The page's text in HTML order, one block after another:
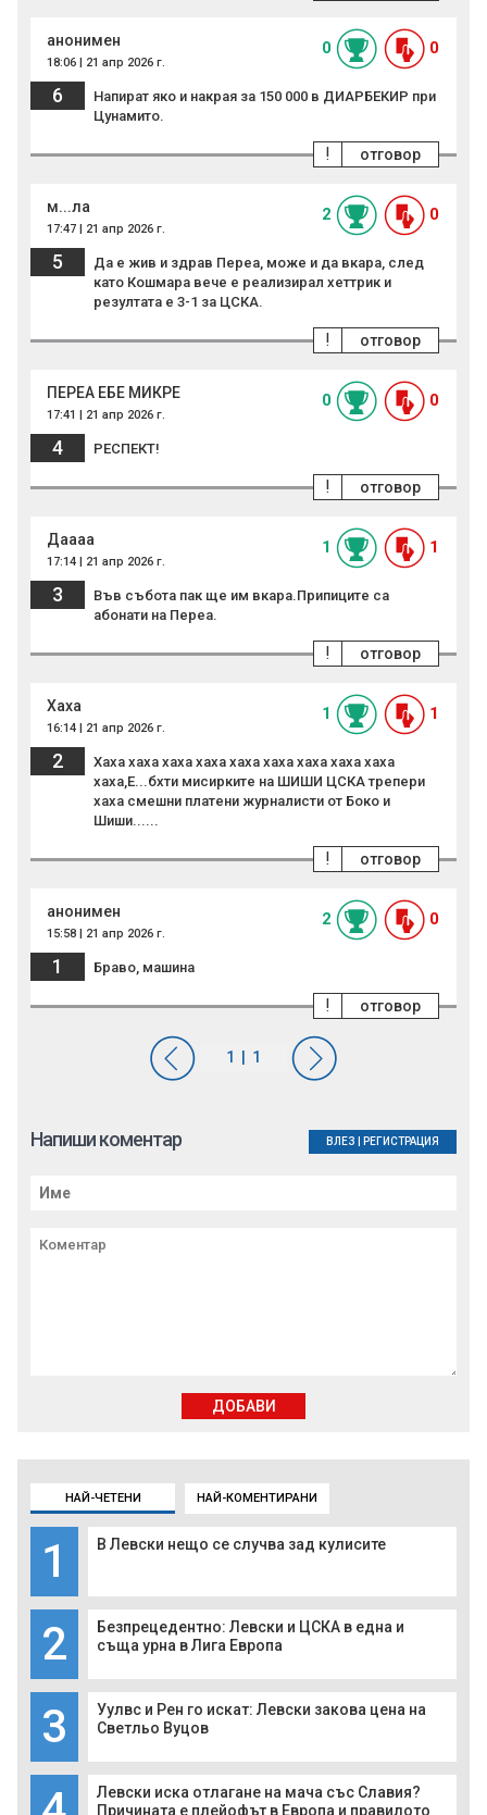
НАЙ-ЧЕТЕНИ НАЙ-КОМЕНТИРАНИ
1 В Левски нещо се случва зад кулисите
2
Безпрецедентно: Левски и ЦСКА в една и
съща урна в Лига Европа
3
Уулвс и Рен го искат: Левски закова цена на
Светльо Вуцов
Левски иска отлагане на мача със Славия?
Причината е плейофът в Европа и правилото
анонимен
18:06 | 21 апр 2026 г.
0 0
6
Напират яко и накрая за 150 000 в ДИАРБЕКИР при
Цунамито.
отговор
!
м...ла
17:47 | 21 апр 2026 г.
2 0
5
Да е жив и здрав Переа, може и да вкара, след
като Кошмара вече е реализирал хеттрик и
резултата е 3-1 за ЦСКА.
отговор
!
ПЕРЕА ЕБЕ МИКРЕ
17:41 | 21 апр 2026 г.
0 0
4 РЕСПЕКТ!
отговор
!
Даааа
17:14 | 21 апр 2026 г.
1 1
3
Във събота пак ще им вкара.Припиците са
абонати на Переа.
отговор
!
Хаха
16:14 | 21 апр 2026 г.
1 1
2
Хаха хаха хаха хаха хаха хаха хаха хаха хаха
хаха,Е...бхти мисирките на ШИШИ ЦСКА трепери
хаха смешни платени журналисти от Боко и
Шиши......
отговор
!
анонимен
15:58 | 21 апр 2026 г.
2 0
1 Браво, машина
отговор
!
Напиши коментар ВЛЕЗ РЕГИСТРАЦИЯ
ДОБАВИ